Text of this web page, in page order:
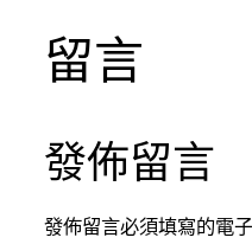
留言
發佈留言
發佈留言必須填寫的電